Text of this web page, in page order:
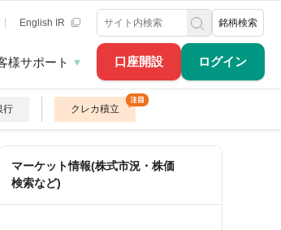
口座開設 ログイン
English IR 銘柄検索
様サポート
行 クレカ積立
マーケット情報(株式市況・株価
検索など)